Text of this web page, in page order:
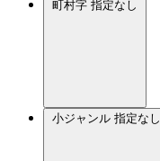
町村字 指定なし
小ジャンル 指定なし